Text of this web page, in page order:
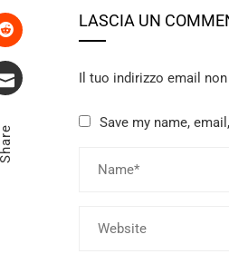
Pinterest
Stumbleupon
LASCIA UN
Il tuo indirizzo email
Save my name,